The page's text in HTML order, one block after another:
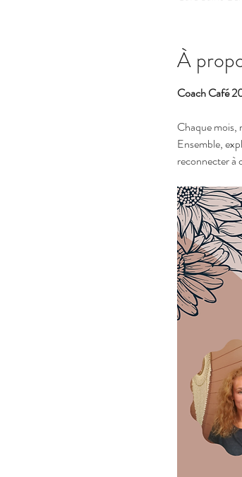
À
Coach Café
Chaque mois,
Ensemble,
reconnecter à